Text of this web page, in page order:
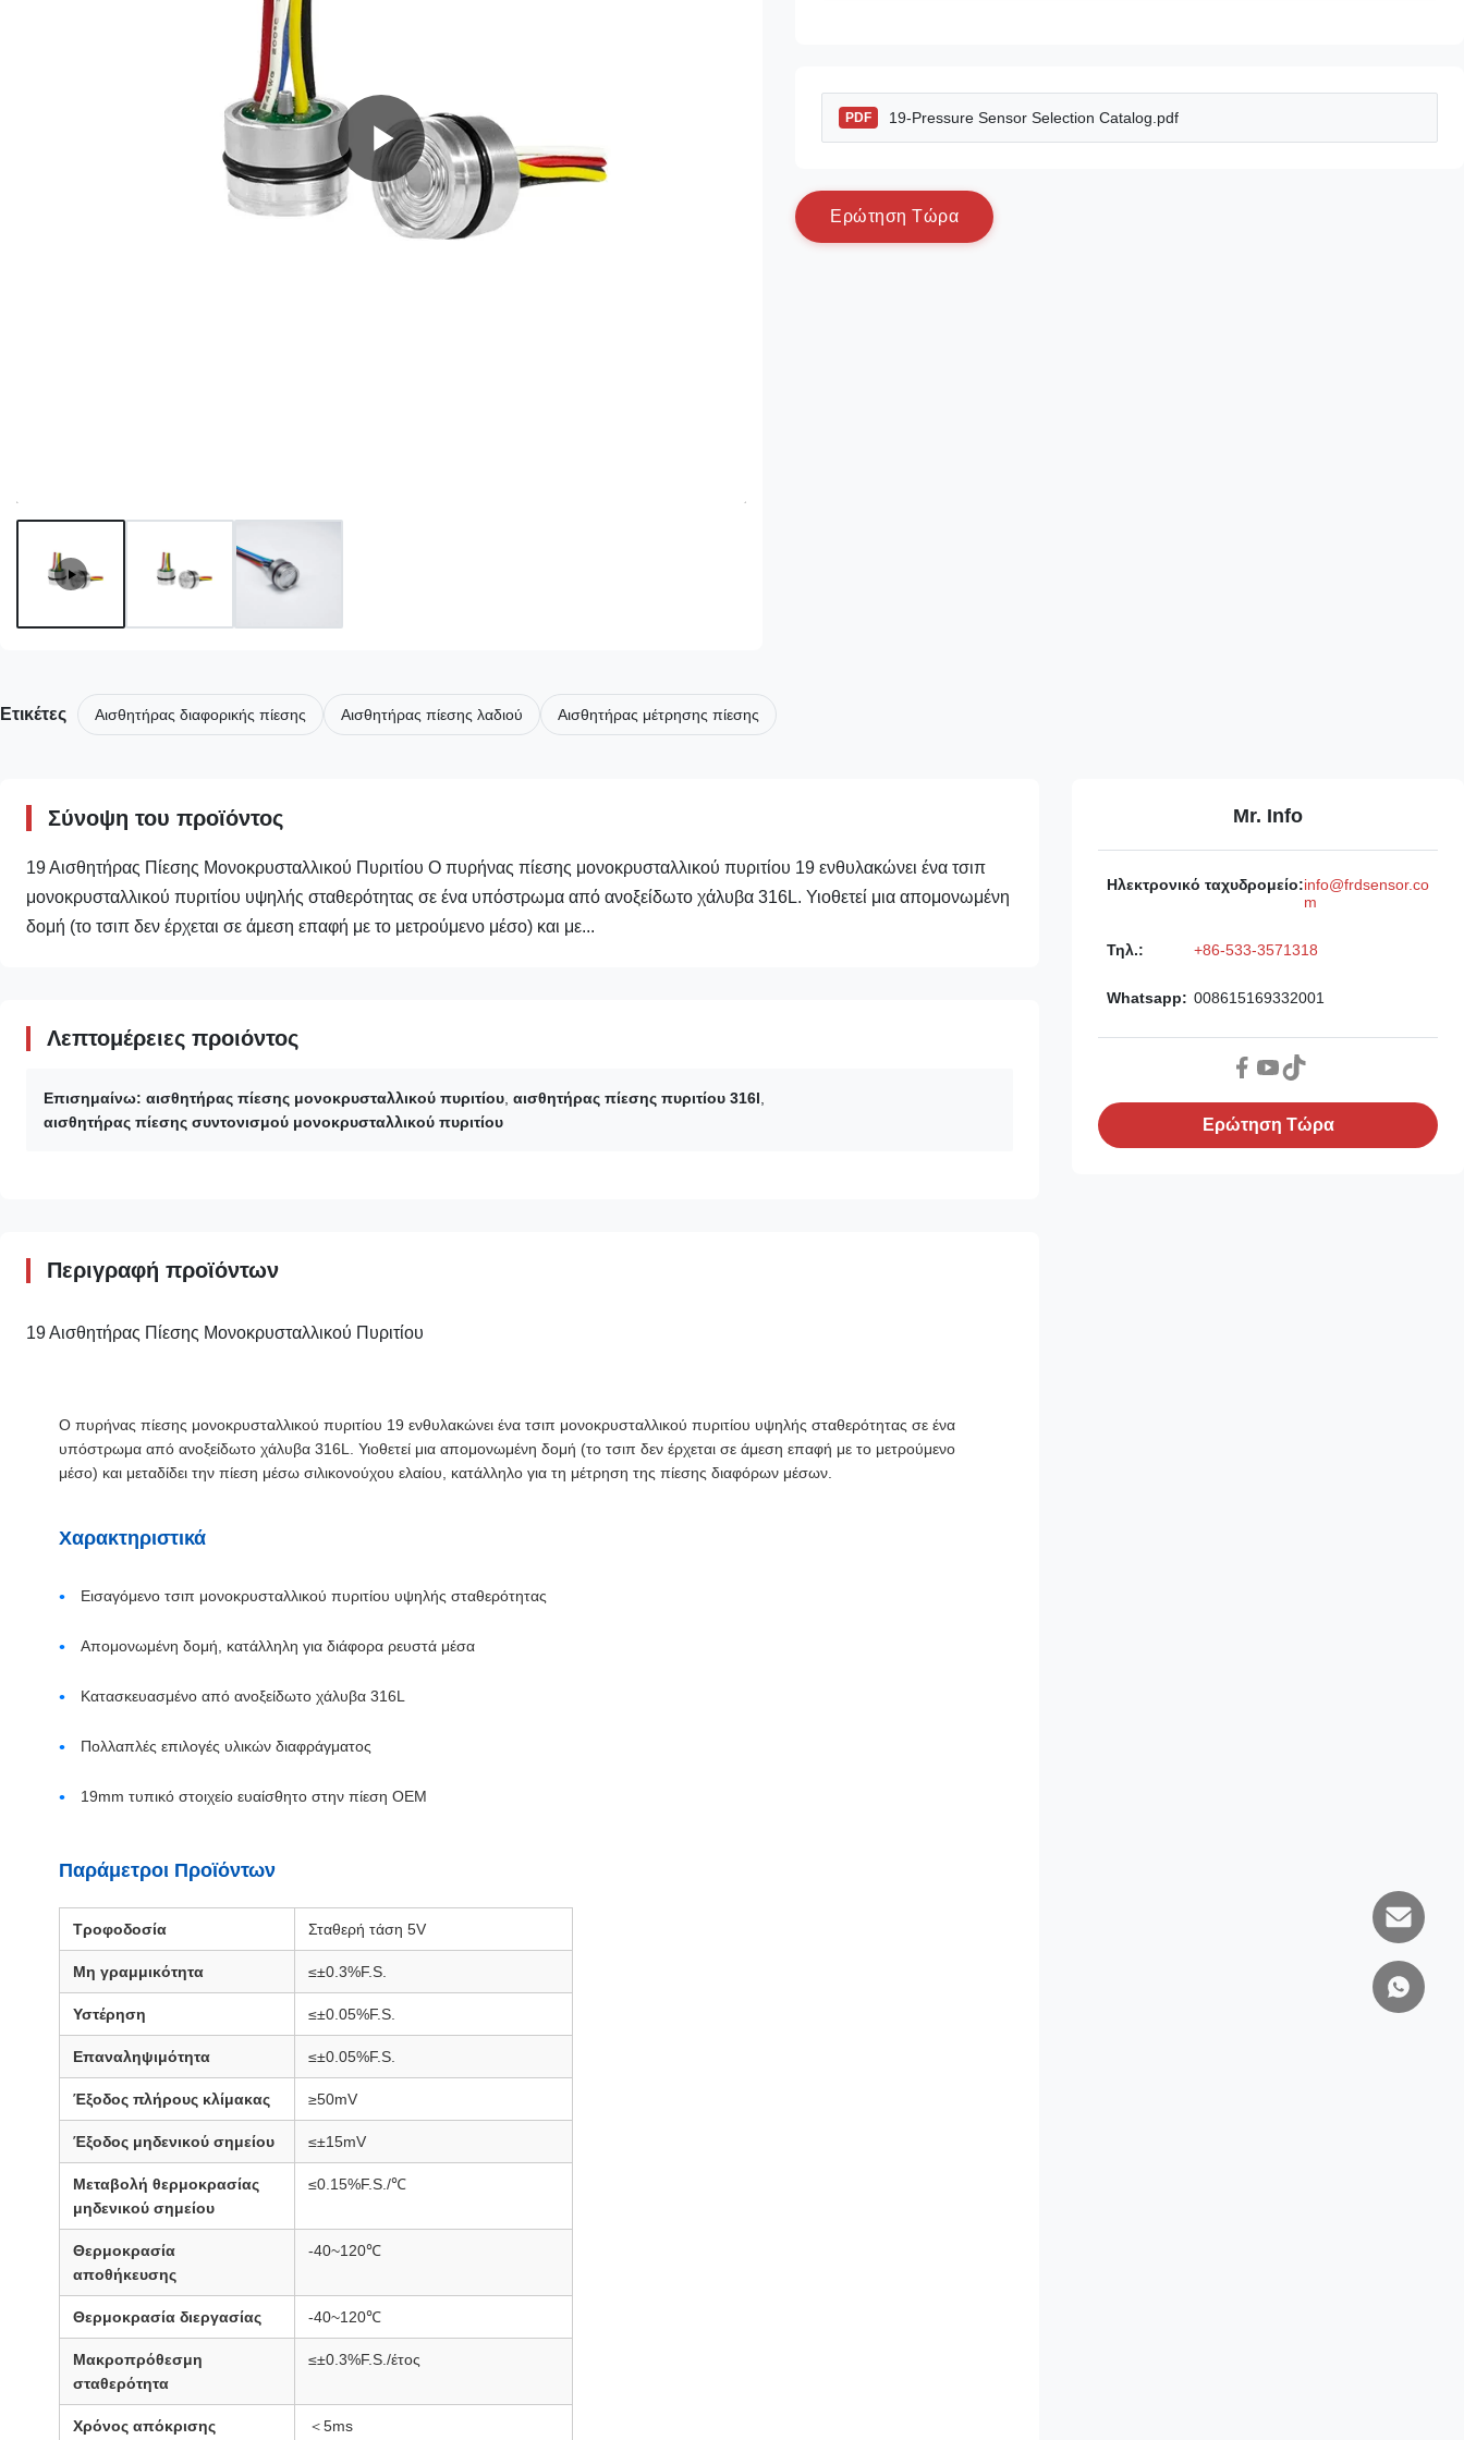
PDF 19-Pressure Sensor Selection Catalog.pdf
Ερώτηση Τώρα
Ετικέτες Αισθητήρας διαφορικής πίεσης Αισθητήρας πίεσης λαδιού Αισθητήρας μέτρησης πίεσης
Σύνοψη του προϊόντος
19 Αισθητήρας Πίεσης Μονοκρυσταλλικού Πυριτίου Ο πυρήνας πίεσης μονοκρυσταλλικού πυριτίου 19 ενθυλακώνει ένα τσιπ
μονοκρυσταλλικού πυριτίου υψηλής σταθερότητας σε ένα υπόστρωμα από ανοξείδωτο χάλυβα 316L. Υιοθετεί μια απομονωμένη
δομή (το τσιπ δεν έρχεται σε άμεση επαφή με το μετρούμενο μέσο) και με...
Λεπτομέρειες προιόντος
Επισημαίνω: αισθητήρας πίεσης μονοκρυσταλλικού πυριτίου αισθητήρας πίεσης πυριτίου 316l
αισθητήρας πίεσης συντονισμού μονοκρυσταλλικού πυριτίου
Περιγραφή προϊόντων
19 Αισθητήρας Πίεσης Μονοκρυσταλλικού Πυριτίου
Ο πυρήνας πίεσης μονοκρυσταλλικού πυριτίου 19 ενθυλακώνει ένα τσιπ μονοκρυσταλλικού πυριτίου υψηλής σταθερότητας σε ένα
υπόστρωμα από ανοξείδωτο χάλυβα 316L. Υιοθετεί μια απομονωμένη δομή (το τσιπ δεν έρχεται σε άμεση επαφή με το μετρούμενο
μέσο) και μεταδίδει την πίεση μέσω σιλικονούχου ελαίου, κατάλληλο για τη μέτρηση της πίεσης διαφόρων μέσων.
Χαρακτηριστικά
Εισαγόμενο τσιπ μονοκρυσταλλικού πυριτίου υψηλής σταθερότητας
Απομονωμένη δομή, κατάλληλη για διάφορα ρευστά μέσα
Κατασκευασμένο από ανοξείδωτο χάλυβα 316L
Πολλαπλές επιλογές υλικών διαφράγματος
19mm τυπικό στοιχείο ευαίσθητο στην πίεση OEM
Παράμετροι Προϊόντων
Τροφοδοσία Σταθερή τάση 5V
Μη γραμμικότητα ≤±0.3%F.S.
Υστέρηση ≤±0.05%F.S.
Επαναληψιμότητα ≤±0.05%F.S.
Έξοδος πλήρους κλίμακας ≥50mV
Έξοδος μηδενικού σημείου ≤±15mV
Μεταβολή θερμοκρασίας
μηδενικού σημείου
≤0.15%F.S./℃
Θερμοκρασία
αποθήκευσης
-40~120℃
Θερμοκρασία διεργασίας -40~120℃
Μακροπρόθεσμη
σταθερότητα
≤±0.3%F.S./έτος
Χρόνος απόκρισης ＜5ms
Mr. Info
Ηλεκτρονικό ταχυδρομείο:info@frdsensor.co
m
Τηλ.: +86-533-3571318
Whatsapp: 008615169332001
Ερώτηση Τώρα